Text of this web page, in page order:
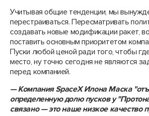
Учитывая общие тенденции, мы
перестраиваться. Пересматривать
создавать новые модификации ракет,
поставить основным приоритетом
Пуски любой ценой ради того, чтобы
место, ну точно сегодня не являются
перед компанией.
—​ Компания SpaceX Илона Маска
определенную долю пусков у
связано —​ это наше низкое качество